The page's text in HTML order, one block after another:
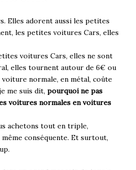
Elles adorent aussi les petites
les petites voitures Cars, elles
voitures Cars, elles ne sont
elles tournent autour de 6€ ou
normale, en métal, coûte
me suis dit, pourquoi ne pas
voitures normales en voitures
achetons tout en triple,
conséquente. Et surtout,